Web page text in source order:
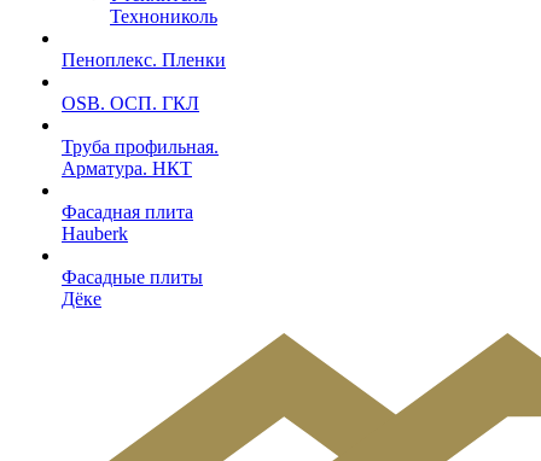
Технониколь
Пеноплекс. Пленки
OSB. ОСП. ГКЛ
Труба профильная.
Арматура. НКТ
Фасадная плита
Hauberk
Фасадные плиты
Дёке